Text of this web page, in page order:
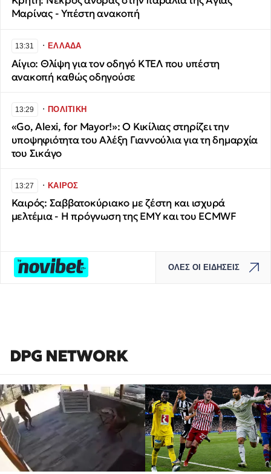
Μαρίνας - Υπέστη ανακοπή
13:31 ∙ΕΛΛΑΔΑ
Αίγιο: Θλίψη για τον οδηγό ΚΤΕΛ που υπέστη
ανακοπή καθώς οδηγούσε
13:29 ∙ΠΟΛΙΤΙΚΗ
«Go, Alexi, for Mayor!»: Ο Κικίλιας στηρίζει την
υποψηφιότητα του Αλέξη Γιαννούλια για τη δημαρχία
του Σικάγο
13:27 ∙ΚΑΙΡΟΣ
Καιρός: Σαββατοκύριακο με ζέστη και ισχυρά
μελτέμια - Η πρόγνωση της ΕΜΥ και του ECMWF
ΟΛΕΣ ΟΙ ΕΙΔΗΣΕΙΣ
DPG NETWORK